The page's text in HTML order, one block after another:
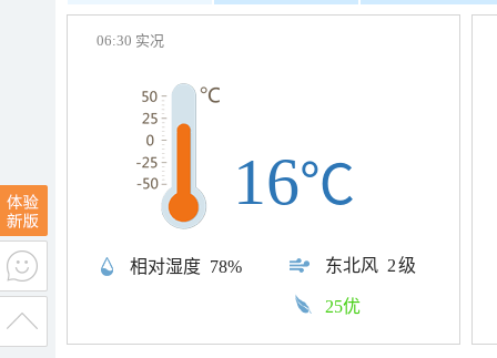
06:30 实况
相对湿度 78% 东北风 2级
16℃
25优